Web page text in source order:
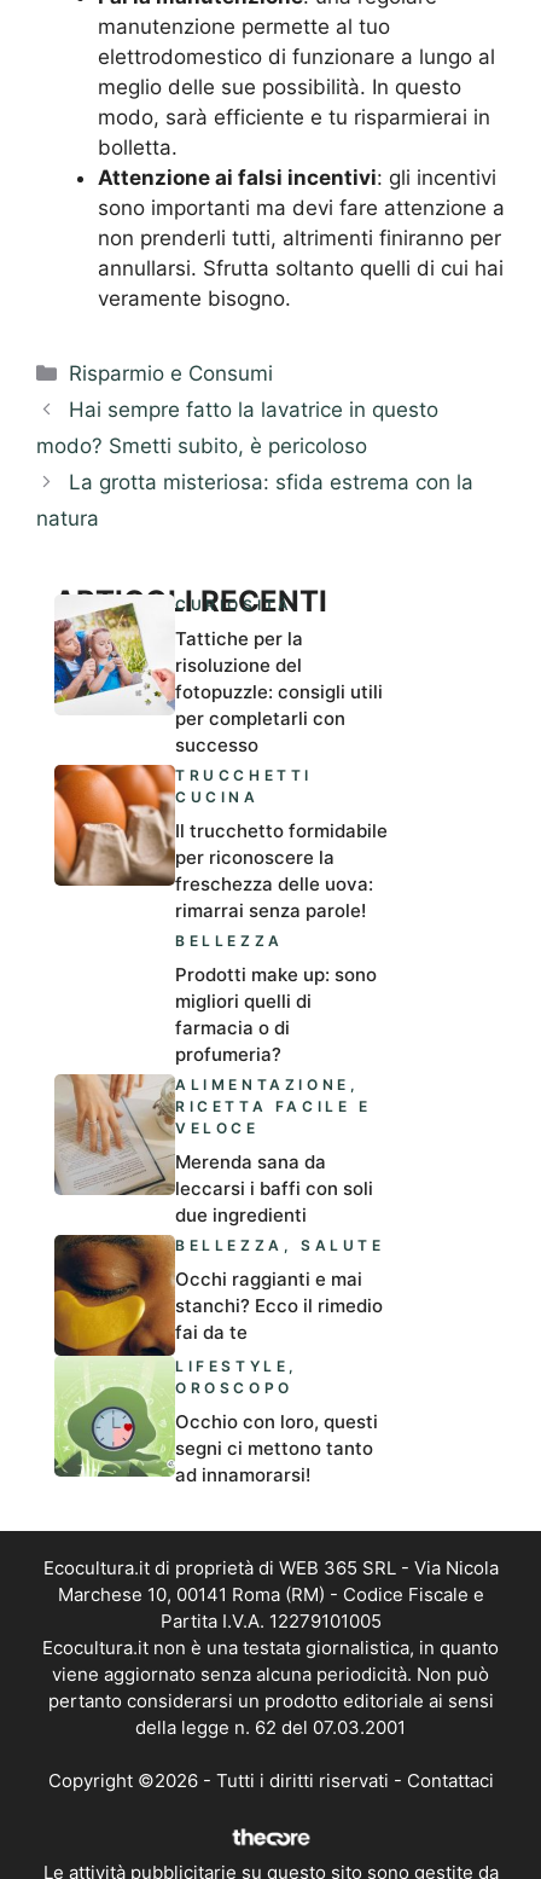
manutenzione permette al tuo
elettrodomestico di funzionare a lungo al
meglio delle sue possibilità. In questo
modo, sarà efficiente e tu risparmierai in
bolletta.
Attenzione ai falsi incentivi: gli incentivi
sono importanti ma devi fare attenzione a
non prenderli tutti, altrimenti finiranno per
annullarsi. Sfrutta soltanto quelli di cui hai
veramente bisogno.
Categorie
Risparmio e Consumi
Hai sempre fatto la lavatrice in questo
modo? Smetti subito, è pericoloso
La grotta misteriosa: sfida estrema con la
natura
ARTICOLI RECENTI
CURIOSITÀ
Tattiche per la
risoluzione del
fotopuzzle: consigli utili
per completarli con
successo
TRUCCHETTI
CUCINA
Il trucchetto formidabile
per riconoscere la
freschezza delle uova:
rimarrai senza parole!
BELLEZZA
Prodotti make up: sono
migliori quelli di
farmacia o di
profumeria?
ALIMENTAZIONE ,
RICETTA FACILE E
VELOCE
Merenda sana da
leccarsi i baffi con soli
due ingredienti
BELLEZZA ,SALUTE
Occhi raggianti e mai
stanchi? Ecco il rimedio
fai da te
LIFESTYLE ,
OROSCOPO
Occhio con loro, questi
segni ci mettono tanto
ad innamorarsi!
Ecocultura.it di proprietà di WEB 365 SRL - Via Nicola
Marchese 10, 00141 Roma (RM) - Codice Fiscale e
Partita I.V.A. 12279101005
Ecocultura.it non è una testata giornalistica, in quanto
viene aggiornato senza alcuna periodicità. Non può
pertanto considerarsi un prodotto editoriale ai sensi
della legge n. 62 del 07.03.2001
Copyright ©2026 - Tutti i diritti riservati - Contattaci
Le attività pubblicitarie su questo sito sono gestite da